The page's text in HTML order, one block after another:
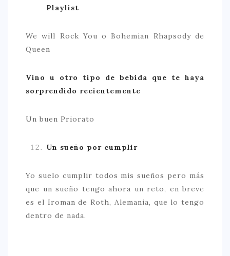
Playlist
We will Rock You o Bohemian Rhapsody de
Queen
Vino u otro tipo de bebida que te haya
sorprendido recientemente
Un buen Priorato
Un sueño por cumplir
Yo suelo cumplir todos mis sueños pero más
que un sueño tengo ahora un reto, en breve
es el Iroman de Roth, Alemania, que lo tengo
dentro de nada.